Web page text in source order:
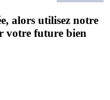
alors utilisez notre
votre future bien